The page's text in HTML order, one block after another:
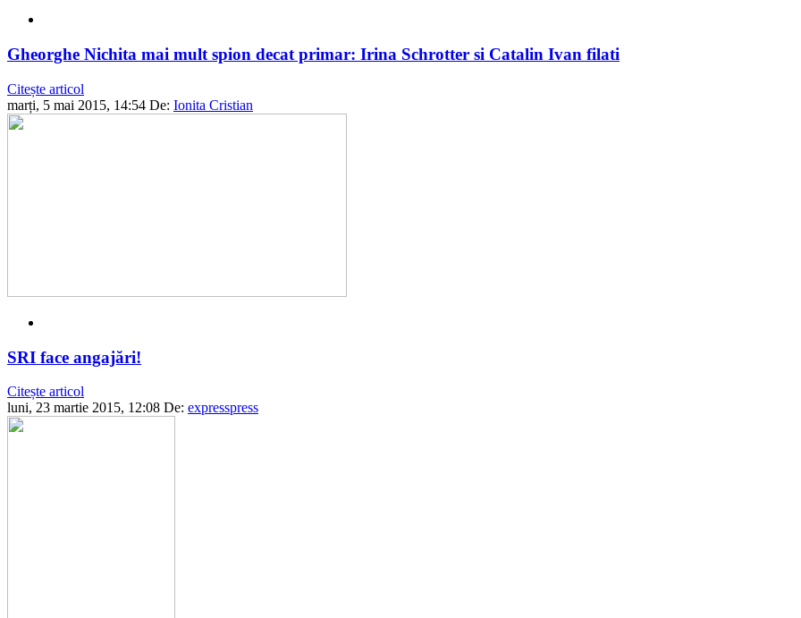
Gheorghe Nichita mai mult spion decat primar: Irina Schrotter si Catalin Ivan filati
Citește articol
marți, 5 mai 2015, 14:54 De: Ionita Cristian
SRI face angajări!
Citește articol
luni, 23 martie 2015, 12:08 De: expresspress